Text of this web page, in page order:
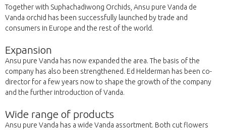
Together with Suphachadiwong Orchids, Ansu pure Vanda de
Vanda orchid has been successfully launched by trade and
consumers in Europe and the rest of the world.
Expansion
Ansu pure Vanda has now expanded the area. The basis of the
company has also been strengthened. Ed Helderman has been co-
director for a few years now to shape the growth of the company
and the further introduction of Vanda.
Wide range of products
Ansu pure Vanda has a wide Vanda assortment. Both cut flowers